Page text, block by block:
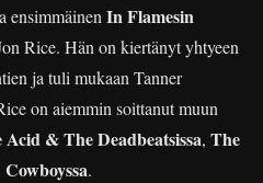
ensimmäinen In Flamesin
Rice. Hän on kiertänyt yhtyeen
ja tuli mukaan Tanner
on aiemmin soittanut muun
Acid & The Deadbeatsissa, The
.